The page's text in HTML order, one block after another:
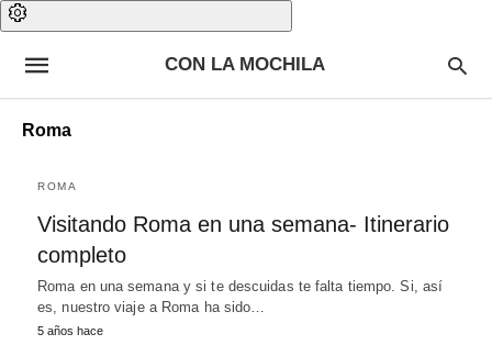
CON LA MOCHILA
Roma
ROMA
Visitando Roma en una semana- Itinerario
completo
Roma en una semana y si te descuidas te falta tiempo. Si, así
es, nuestro viaje a Roma ha sido…
5 años hace